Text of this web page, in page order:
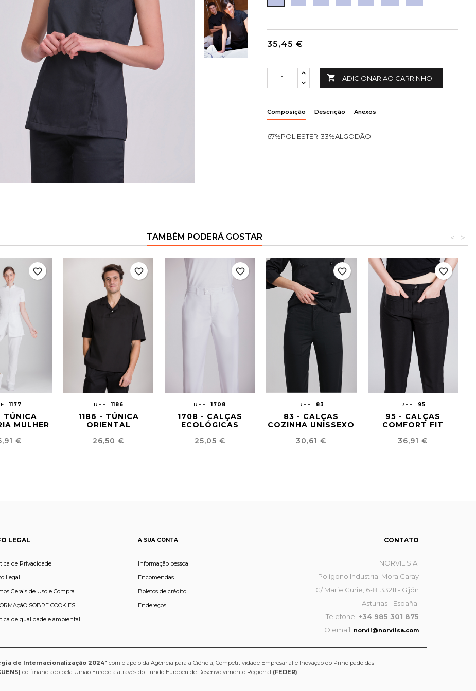
35,45 €
 ADICIONAR AO CARRINHO
Composição Descrição Anexos
67%POLIESTER-33%ALGODÃO
TAMBÉM PODERÁ GOSTAR >
<
1177
TÚNICA
MULHER
€
favorite_border
REF.:1186
1186 - TÚNICA
ORIENTAL
Preço
26,50 €
favorite_border
REF.:1708
1708 - CALÇAS
ECOLÓGICAS
Preço
25,05 €
favorite_border
REF.: 83
83 - CALÇAS
COZINHA UNISSEXO
Preço
30,61 €
favorite_border
REF.: 95
95 - CALÇAS
COMFORT FIT
Preço
36,91 €
favorite_border
LEGAL
de Privacidade
Legal
Gerais de Uso e Compra
SOBRE COOKIES
de qualidade e ambiental
A SUA CONTA
Informação pessoal
Encomendas
Boletos de crédito
Endereços
CONTATO
NORVIL S.A.
Polígono Industrial Mora Garay
C/ Marie Curie, 6-8. 33211 - Gijón
Asturias - España.
Telefone: +34 985 301 875
O email: norvil@norvilsa.com
de Internacionalização 2024" com o apoio da Agência para a Ciência, Competitividade Empresarial e Inovação do Principado das
co-financiado pela União Europeia através do Fundo Europeu de Desenvolvimento Regional (FEDER)